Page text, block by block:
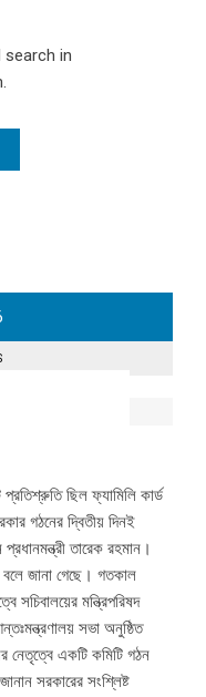
search in
ছিল ফ্যামিলি কার্ড
গঠনের দ্বিতীয় দিনই
তারেক রহমান।
জানা গেছে। গতকাল
সচিবালয়ের মন্ত্রিপরিষদ
সভা অনুষ্ঠিত
নেতৃত্বে একটি কমিটি গঠন
সরকারের সংশ্লিষ্ট